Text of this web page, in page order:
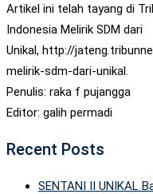
Artikel ini telah tayang di
Indonesia Melirik SDM dari
Unikal, http://
melirik-sdm-dari-unikal.
Penulis: raka f pujangga
Editor: galih permadi
Recent Posts
SENTANI II UNIKAL